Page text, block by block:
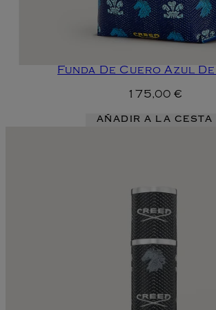
Funda De Cuero Azul
175,00 €
AÑADIR A LA CESTA